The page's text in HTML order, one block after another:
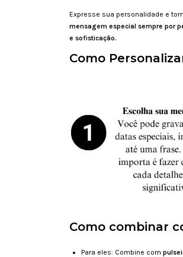
Expresse sua personalidade e
mensagem especial sempre por
e sofisticação.
Como
Como combinar
Para eles: Combine com